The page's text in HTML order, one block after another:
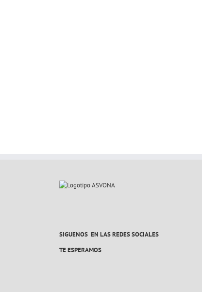
SIGUENOS EN LAS REDES SOCIALES
TE ESPERAMOS